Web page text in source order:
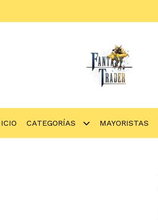
CATEGORÍAS MAYORISTAS